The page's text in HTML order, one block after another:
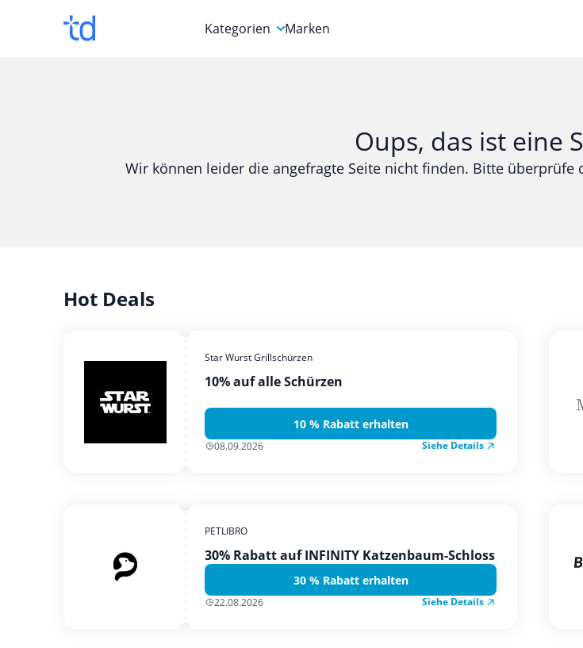
Kategorien
Computer & Elektronik
Gesundheit & Beauty
Mobilfunk & Internet
Marken
Oups, das ist eine
Wir können leider die angefragte Seite nicht finden. Bitte überprüfe
Hot Deals
Star Wurst Grillschürzen
10% auf alle Schürzen
10 % Rabatt erhalten
08.09.2026 Siehe Details
PETLIBRO
30% Rabatt auf INFINITY Katzenbaum-Schloss
30 % Rabatt erhalten
22.08.2026 Siehe Details